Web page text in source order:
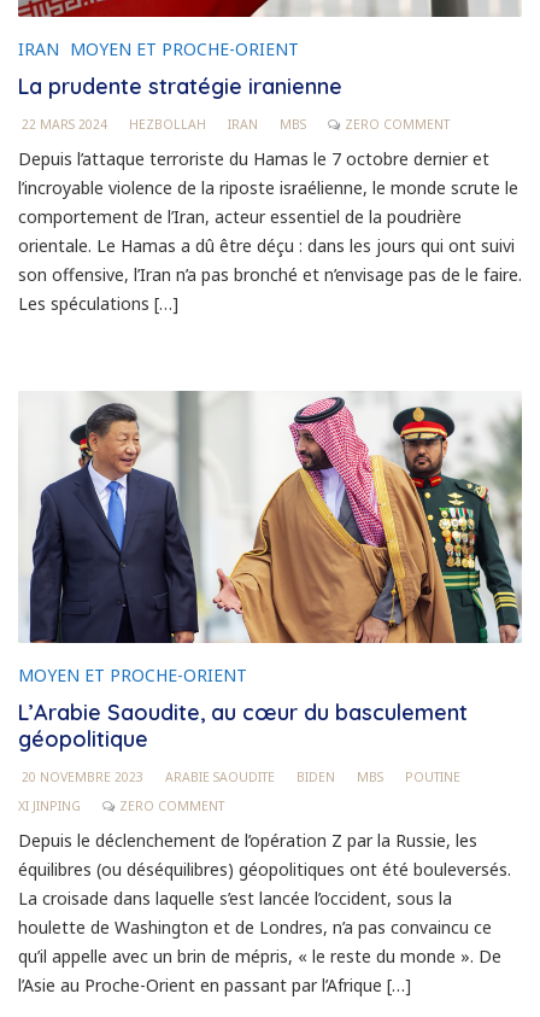
IRAN MOYEN ET PROCHE-ORIENT
La prudente stratégie iranienne
22 MARS 2024 HEZBOLLAH IRAN MBS ZERO COMMENT
Depuis l’attaque terroriste du Hamas le 7 octobre dernier et
l’incroyable violence de la riposte israélienne, le monde scrute le
comportement de l’Iran, acteur essentiel de la poudrière
orientale. Le Hamas a dû être déçu : dans les jours qui ont suivi
son offensive, l’Iran n’a pas bronché et n’envisage pas de le faire.
Les spéculations […]
MOYEN ET PROCHE-ORIENT
L’Arabie Saoudite, au cœur du basculement
géopolitique
20 NOVEMBRE 2023 ARABIE SAOUDITE BIDEN MBS
POUTINE
XI JINPING
ZERO COMMENT
Depuis le déclenchement de l’opération Z par la Russie, les
équilibres (ou déséquilibres) géopolitiques ont été bouleversés.
La croisade dans laquelle s’est lancée l’occident, sous la
houlette de Washington et de Londres, n’a pas convaincu ce
qu’il appelle avec un brin de mépris, « le reste du monde ». De
l’Asie au Proche-Orient en passant par l’Afrique […]